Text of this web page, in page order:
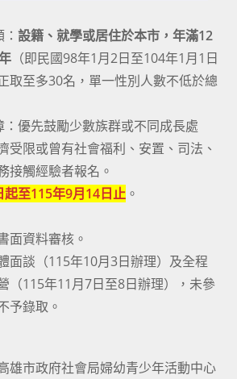
：設籍、就學或居住於本市，年滿12
（即民國98年1月2日至104年1月1日
取至多30名，單一性別人數不低於總
優先鼓勵少數族群或不同成長處
受限或曾有社會福利、安置、司法、
接觸經驗者報名。
起至115年9月14日止 。
面資料審核。
面談（115年10月3日辦理）及全程
（115年11月7日至8日辦理），未參
予錄取。
雄市政府社會局婦幼青少年活動中心